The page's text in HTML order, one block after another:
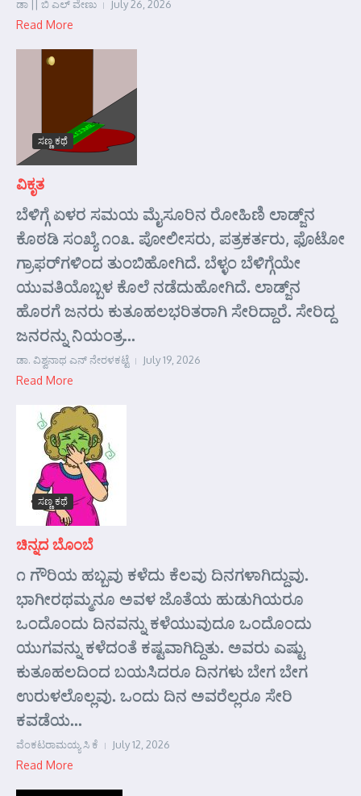
ಡಾ || ಬಿ ಎಲ್ ವೇಣು July 26, 2026
Read More
ಸಣ್ಣ ಕಥೆ
ವಿಕೃತ
ಬೆಳಿಗ್ಗೆ ಏಳರ ಸಮಯ ಮೈಸೂರಿನ ರೋಹಿಣಿ ಲಾಡ್ಜ್‌ನ
ಕೊಠಡಿ ಸಂಖ್ಯೆ ೧೦೩. ಪೋಲೀಸರು, ಪತ್ರಕರ್ತರು, ಫೊಟೋ
ಗ್ರಾಫರ್‌ಗಳಿಂದ ತುಂಬಿಹೋಗಿದೆ. ಬೆಳ್ಳಂ ಬೆಳಿಗ್ಗೆಯೇ
ಯುವತಿಯೊಬ್ಬಳ ಕೊಲೆ ನಡೆದುಹೋಗಿದೆ. ಲಾಡ್ಜ್‌ನ
ಹೊರಗೆ ಜನರು ಕುತೂಹಲಭರಿತರಾಗಿ ಸೇರಿದ್ದಾರೆ. ಸೇರಿದ್ದ
ಜನರನ್ನು ನಿಯಂತ್ರ...
ಡಾ. ವಿಶ್ವನಾಥ ಎನ್ ನೇರಳಕಟ್ಟೆ July 19, 2026
Read More
ಸಣ್ಣ ಕಥೆ
ಚಿನ್ನದ ಬೊಂಬೆ
೧ ಗೌರಿಯ ಹಬ್ಬವು ಕಳೆದು ಕೆಲವು ದಿನಗಳಾಗಿದ್ದುವು.
ಭಾಗೀರಥಮ್ಮನೂ ಅವಳ ಜೊತೆಯ ಹುಡುಗಿಯರೂ
ಒಂದೊಂದು ದಿನವನ್ನು ಕಳೆಯುವುದೂ ಒಂದೊಂದು
ಯುಗವನ್ನು ಕಳೆದಂತೆ ಕಷ್ಟವಾಗಿದ್ದಿತು. ಅವರು ಎಷ್ಟು
ಕುತೂಹಲದಿಂದ ಬಯಸಿದರೂ ದಿನಗಳು ಬೇಗ ಬೇಗ
ಉರುಳಲೊಲ್ಲವು. ಒಂದು ದಿನ ಅವರೆಲ್ಲರೂ ಸೇರಿ
ಕವಡೆಯ...
ವೆಂಕಟರಾಮಯ್ಯ ಸಿ ಕೆ July 12, 2026
Read More